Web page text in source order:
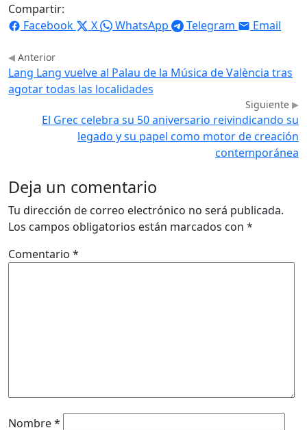
Compartir:
Facebook
X WhatsApp Telegram Email
Anterior
Lang Lang vuelve al Palau de la Música de València tras
agotar todas las localidades
Siguiente
El Grec celebra su 50 aniversario reivindicando su
legado y su papel como motor de creación
contemporánea
Deja un comentario
Tu dirección de correo electrónico no será publicada.
Los campos obligatorios están marcados con *
Comentario *
Nombre*